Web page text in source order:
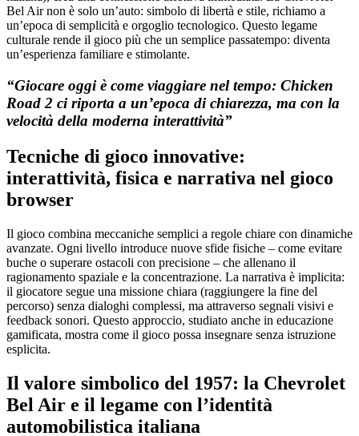
Bel Air non è solo un’auto: simbolo di libertà e stile, richiamo a
un’epoca di semplicità e orgoglio tecnologico. Questo legame
culturale rende il gioco più che un semplice passatempo: diventa
un’esperienza familiare e stimolante.
“Giocare oggi è come viaggiare nel tempo: Chicken
Road 2 ci riporta a un’epoca di chiarezza, ma con la
velocità della moderna interattività”
Tecniche di gioco innovative:
interattività, fisica e narrativa nel gioco
browser
Il gioco combina meccaniche semplici a regole chiare con dinamiche
avanzate. Ogni livello introduce nuove sfide fisiche – come evitare
buche o superare ostacoli con precisione – che allenano il
ragionamento spaziale e la concentrazione. La narrativa è implicita:
il giocatore segue una missione chiara (raggiungere la fine del
percorso) senza dialoghi complessi, ma attraverso segnali visivi e
feedback sonori. Questo approccio, studiato anche in educazione
gamificata, mostra come il gioco possa insegnare senza istruzione
esplicita.
Il valore simbolico del 1957: la Chevrolet
Bel Air e il legame con l’identità
automobilistica italiana